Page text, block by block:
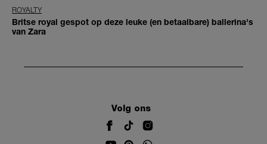
ROYALTY
Britse royal gespot op deze leuke (en betaalbare) ballerina's
van Zara
Volg ons